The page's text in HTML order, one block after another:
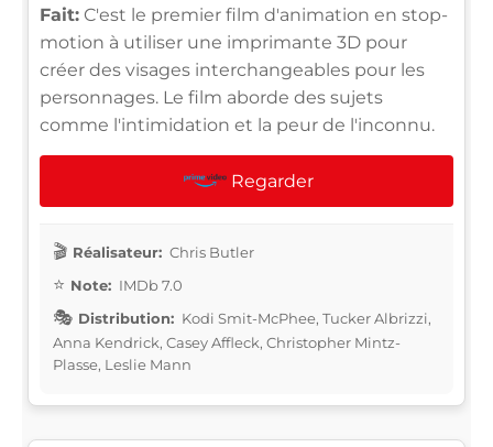
Fait: C'est le premier film d'animation en stop-
motion à utiliser une imprimante 3D pour
créer des visages interchangeables pour les
personnages. Le film aborde des sujets
comme l'intimidation et la peur de l'inconnu.
Regarder
Réalisateur: Chris Butler
Note: IMDb 7.0
Distribution: Kodi Smit-McPhee, Tucker Albrizzi,
Anna Kendrick, Casey Affleck, Christopher Mintz-
Plasse, Leslie Mann